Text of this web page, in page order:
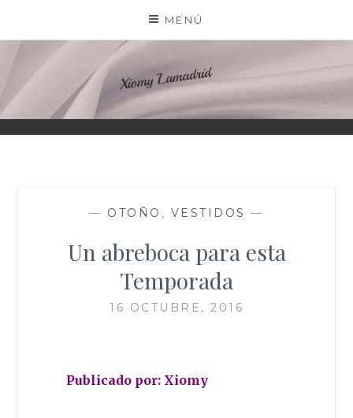
contenido
MENÚ
XIOMY LAMADRID
— OTOÑO , VESTIDOS —
Un abreboca para esta
Temporada
16 OCTUBRE, 2016
Publicado por: Xiomy